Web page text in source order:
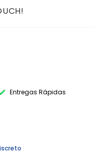
Entregas Rápidas